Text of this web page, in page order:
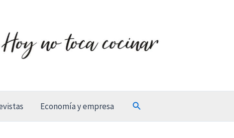
Economía y empresa Buscar